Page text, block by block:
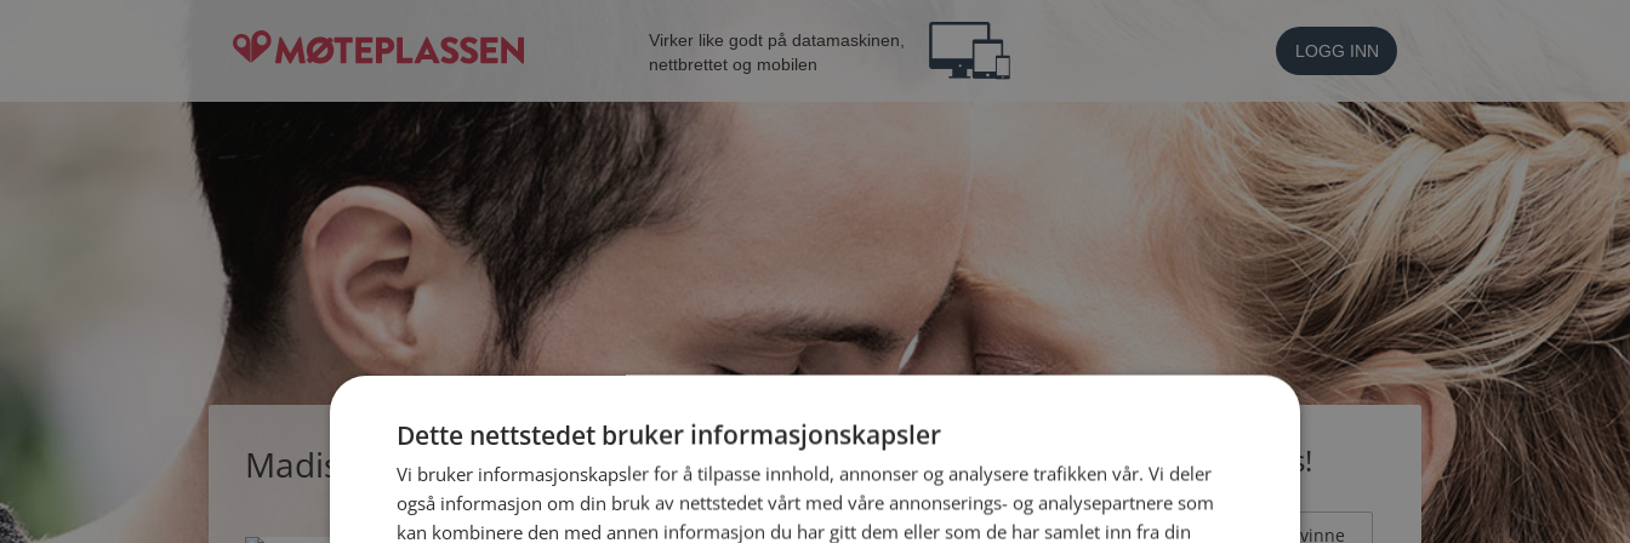
Virker like godt på datamaskinen,
nettbrettet og mobilen
LOGG INN
Madison, single kvinne fra Indre Østfold Bli medlem gratis!
Jeg er en: Mann Kvinne
Dette nettstedet bruker informasjonskapsler
Vi bruker informasjonskapsler for å tilpasse innhold, annonser og analysere trafikken vår. Vi deler
også informasjon om din bruk av nettstedet vårt med våre annonserings- og analysepartnere som
kan kombinere den med annen informasjon du har gitt dem eller som de har samlet inn fra din